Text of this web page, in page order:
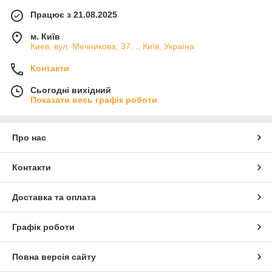
Працює з 21.08.2025
м. Київ
Киев, вул. Мечникова, 37. ., Київ, Україна
Контакти
Сьогодні вихідний
Показати весь графік роботи
Про нас
Контакти
Доставка та оплата
Графік роботи
Повна версія сайту